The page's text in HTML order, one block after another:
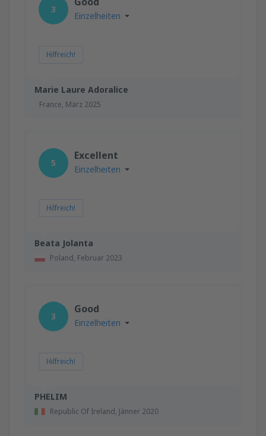
Marie Laure Adoralice
France, März 2025
3
Einzelheiten
Hilfreich!
Beata Jolanta
Poland, Februar 2023
5
Excellent
Einzelheiten
Hilfreich!
PHELIM
Republic Of Ireland, Jänner 2020
3
Good
Einzelheiten
Hilfreich!